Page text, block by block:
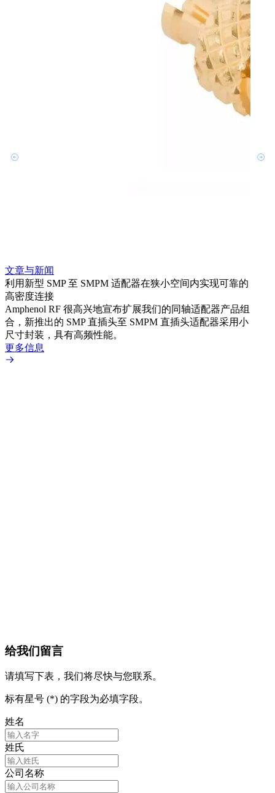
文章与新闻
利用新型 SMP 至 SMPM 适配器在狭小空间内实现可靠的
高密度连接
Amphenol RF 很高兴地宣布扩展我们的同轴适配器产品组
合，新推出的 SMP 直插头至 SMPM 直插头适配器采用小
尺寸封装，具有高频性能。
更多信息
给我们留言
请填写下表，我们将尽快与您联系。
标有星号 (*) 的字段为必填字段。
姓名
姓氏
公司名称